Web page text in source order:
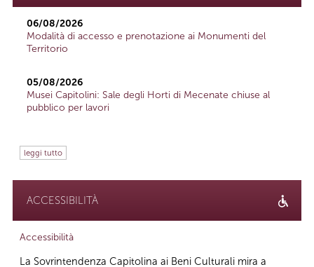
06/08/2026
Modalità di accesso e prenotazione ai Monumenti del
Territorio
05/08/2026
Musei Capitolini: Sale degli Horti di Mecenate chiuse al
pubblico per lavori
leggi tutto
ACCESSIBILITÀ
Accessibilità
La Sovrintendenza Capitolina ai Beni Culturali mira a